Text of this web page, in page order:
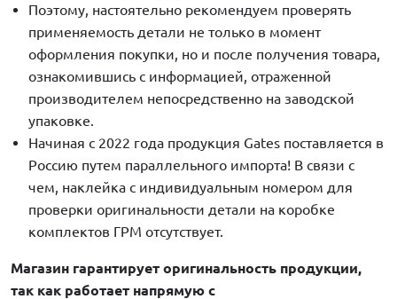
Поэтому, настоятельно рекомендуем проверять
применяемость детали не только в момент
оформления покупки, но и после получения товара,
ознакомившись с информацией, отраженной
производителем непосредственно на заводской
упаковке.
Начиная с 2022 года продукция Gates поставляется в
Россию путем параллельного импорта! В связи с
чем, наклейка с индивидуальным номером для
проверки оригинальности детали на коробке
комплектов ГРМ отсутствует.
Магазин гарантирует оригинальность продукции,
так как работает напрямую с